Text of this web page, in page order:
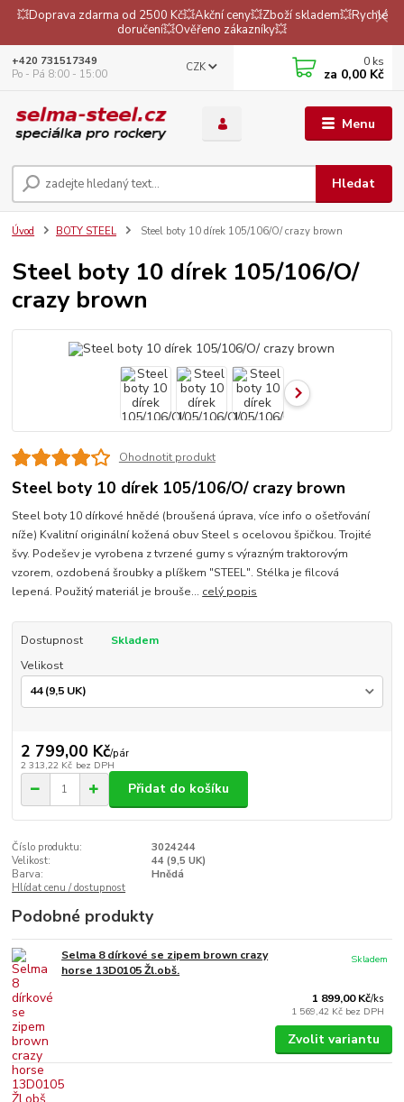
💥Doprava zdarma od 2500 Kč💥Akční ceny💥Zboží skladem💥Rychlé
doručení💥Ověřeno zákazníky💥
Menu
CZK
Hledat
+420 731517349
Po - Pá 8:00 - 15:00
0 ks
za 0,00 Kč
Úvod BOTY STEEL Steel boty 10 dírek 105/106/O/ crazy brown
Steel boty 10 dírek 105/106/O/
crazy brown
Ohodnotit produkt
Steel boty 10 dírek 105/106/O/ crazy brown
Steel boty 10 dírkové hnědé (broušená úprava, více info o ošetřování
níže) Kvalitní originální kožená obuv Steel s ocelovou špičkou. Trojité
švy. Podešev je vyrobena z tvrzené gumy s výrazným traktorovým
vzorem, ozdobená šroubky a plíškem "STEEL". Stélka je filcová
lepená. Použitý materiál je brouše... celý popis
Dostupnost
Skladem
Velikost
2 799,00 Kč/pár
2 313,22 Kč bez DPH
Přidat do košíku
Číslo produktu:
3024244
Velikost:
44 (9,5 UK)
Barva:
Hnědá
Hlídat cenu / dostupnost
Podobné produkty
Selma 8 dírkové se zipem brown crazy
horse 13D0105 Žl.obš.
1 899,00 Kč/ks
1 569,42 Kč bez DPH
Skladem
Zvolit variantu